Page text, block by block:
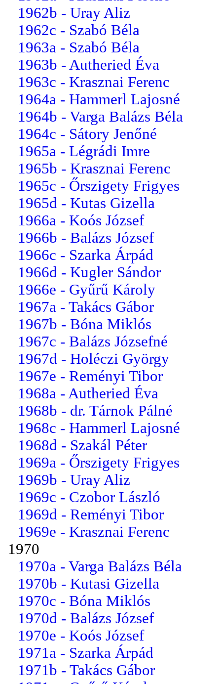
1962b - Uray Aliz
1962c - Szabó Béla
1963a - Szabó Béla
1963b - Autheried Éva
1963c - Krasznai Ferenc
1964a - Hammerl Lajosné
1964b - Varga Balázs Béla
1964c - Sátory Jenőné
1965a - Légrádi Imre
1965b - Krasznai Ferenc
1965c - Őrszigety Frigyes
1965d - Kutas Gizella
1966a - Koós József
1966b - Balázs József
1966c - Szarka Árpád
1966d - Kugler Sándor
1966e - Gyűrű Károly
1967a - Takács Gábor
1967b - Bóna Miklós
1967c - Balázs Józsefné
1967d - Holéczi György
1967e - Reményi Tibor
1968a - Autheried Éva
1968b - dr. Tárnok Pálné
1968c - Hammerl Lajosné
1968d - Szakál Péter
1969a - Őrszigety Frigyes
1969b - Uray Aliz
1969c - Czobor László
1969d - Reményi Tibor
1969e - Krasznai Ferenc
1970
1970a - Varga Balázs Béla
1970b - Kutasi Gizella
1970c - Bóna Miklós
1970d - Balázs József
1970e - Koós József
1971a - Szarka Árpád
1971b - Takács Gábor